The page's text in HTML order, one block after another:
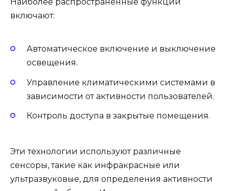
включают:
Автоматическое включение и выключение
освещения.
Управление климатическими системами в
зависимости от активности пользователей.
Контроль доступа в закрытые помещения.
Эти технологии используют различные
сенсоры, такие как инфракрасные или
ультразвуковые, для определения активности